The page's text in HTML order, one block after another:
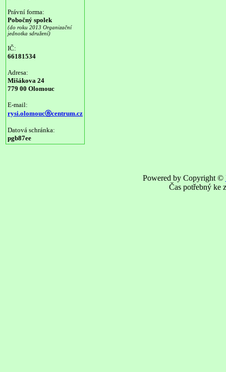
Právní forma:
Pobočný spolek
(do roku 2013 Organizační
jednotka sdružení)
IČ:
66181534
Adresa:
Mišákova 24
779 00 Olomouc
E-mail:
rysi.olomoucⓐcentrum.cz
Datová schránka:
pgb87ee
Powered by Copyright ©
Čas potřebný ke